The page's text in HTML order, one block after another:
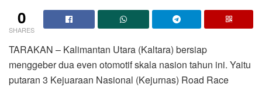
0
SHARES
TARAKAN – Kalimantan Utara (Kaltara) bersiap
menggeber dua even otomotif skala nasion tahun ini. Yaitu
putaran 3 Kejuaraan Nasional (Kejurnas) Road Race